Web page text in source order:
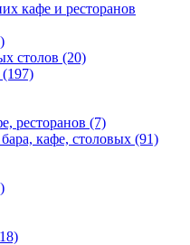
кафе и ресторанов
столов (20)
(197)
ресторанов (7)
кафе, столовых (91)